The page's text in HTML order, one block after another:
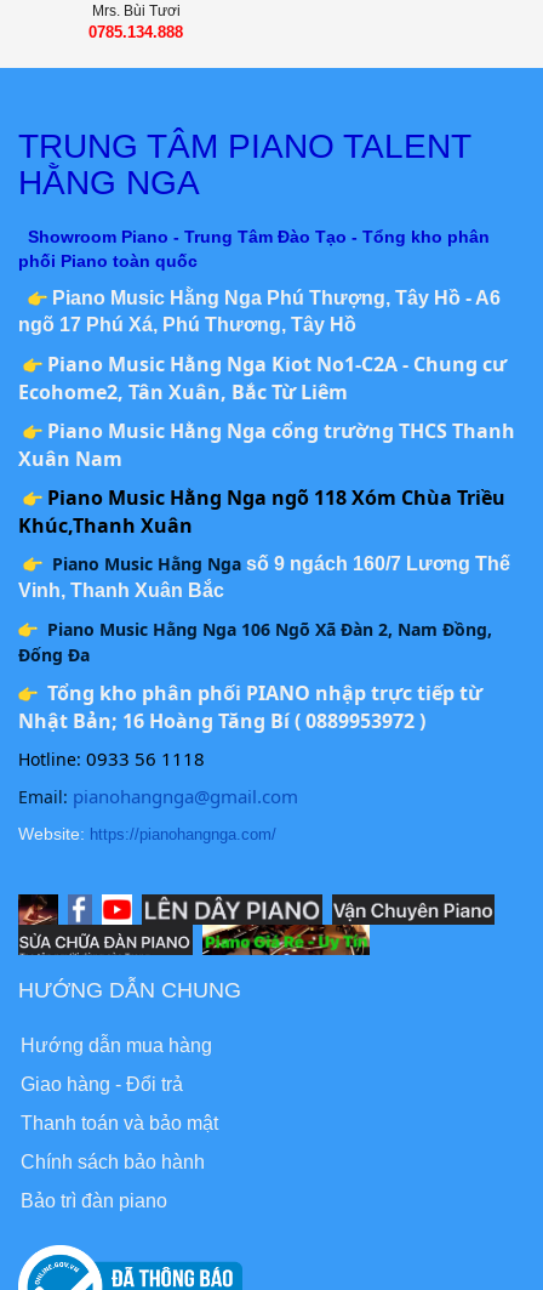
Mrs. Bùi Tươi
0785.134.888
TRUNG TÂM PIANO TALENT
HẰNG NGA
Showroom Piano - Trung Tâm Đào Tạo - Tổng kho phân
phối Piano toàn quốc
Piano Music Hằng Nga Phú Thượng, Tây Hồ - A6
ngõ 17 Phú Xá, Phú Thương, Tây Hồ
Piano Music Hằng Nga Kiot No1-C2A - Chung cư
Ecohome2, Tân Xuân, Bắc Từ Liêm
Piano Music Hằng Nga cổng trường THCS Thanh
Xuân Nam
Piano Music Hằng Nga ngõ 118 Xóm Chùa Triều
Khúc,Thanh Xuân
Piano Music Hằng Nga số 9 ngách 160/7 Lương Thế
Vinh, Thanh Xuân Bắc
Piano Music Hằng Nga 106 Ngõ Xã Đàn 2, Nam Đồng,
Đống Đa
Tổng kho phân phối PIANO nhập trực tiếp từ
Nhật Bản; 16 Hoàng Tăng Bí ( 0889953972 )
Hotline: 0933 56 1118
Email: pianohangnga@gmail.com
Website: https://pianohangnga.com/
HƯỚNG DẪN CHUNG
Hướng dẫn mua hàng
Giao hàng - Đổi trả
Thanh toán và bảo mật
Chính sách bảo hành
Bảo trì đàn piano